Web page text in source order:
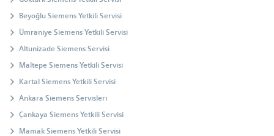
Beyoğlu Siemens Yetkili Servisi
Ümraniye Siemens Yetkili Servisi
Altunizade Siemens Servisi
Maltepe Siemens Yetkili Servisi
Kartal Siemens Yetkili Servisi
Ankara Siemens Servisleri
Çankaya Siemens Yetkili Servisi
Mamak Siemens Yetkili Servisi